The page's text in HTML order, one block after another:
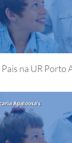
na UR Porto